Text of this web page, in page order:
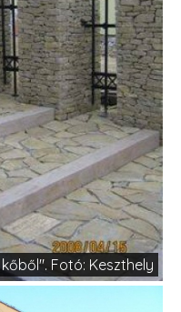
Fotó: Keszthely